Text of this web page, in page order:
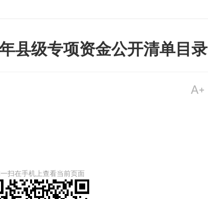
县级专项资金公开清单目录

扫在手机上查看当前页面